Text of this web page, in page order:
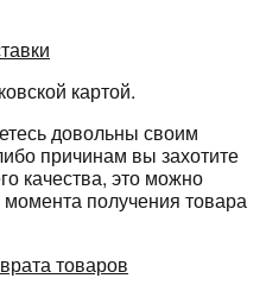
картой.
довольны своим
причинам вы захотите
качества, это можно
момента получения товара
товаров
раз в 2 недели